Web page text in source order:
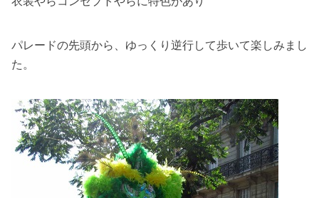
パレードの先頭から、ゆっくり逆行して歩いて楽しみまし
た。